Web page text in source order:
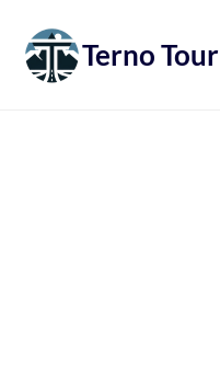
obsah
Terno Tour